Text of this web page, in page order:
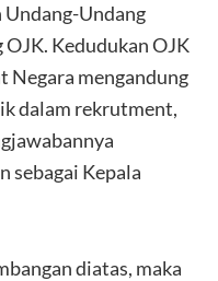
Undang
Kedudukan OJK
Negara mengandung
dalam rekrutment,
sebagai Kepala
diatas, maka